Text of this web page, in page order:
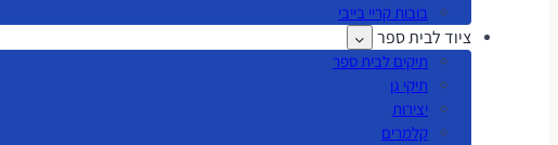
בובות קריי בייבי
ציוד לבית ספר
תיקים לבית ספר
תיקי גן
יצירות
קלמרים